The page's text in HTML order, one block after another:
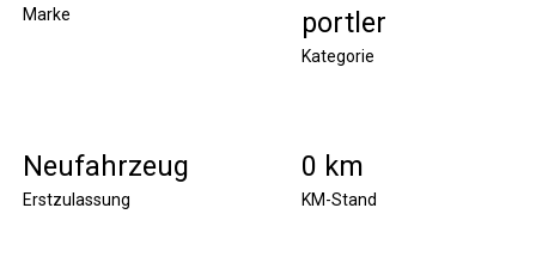
Marke
portler
Kategorie
Neufahrzeug
Erstzulassung
0 km
KM-Stand